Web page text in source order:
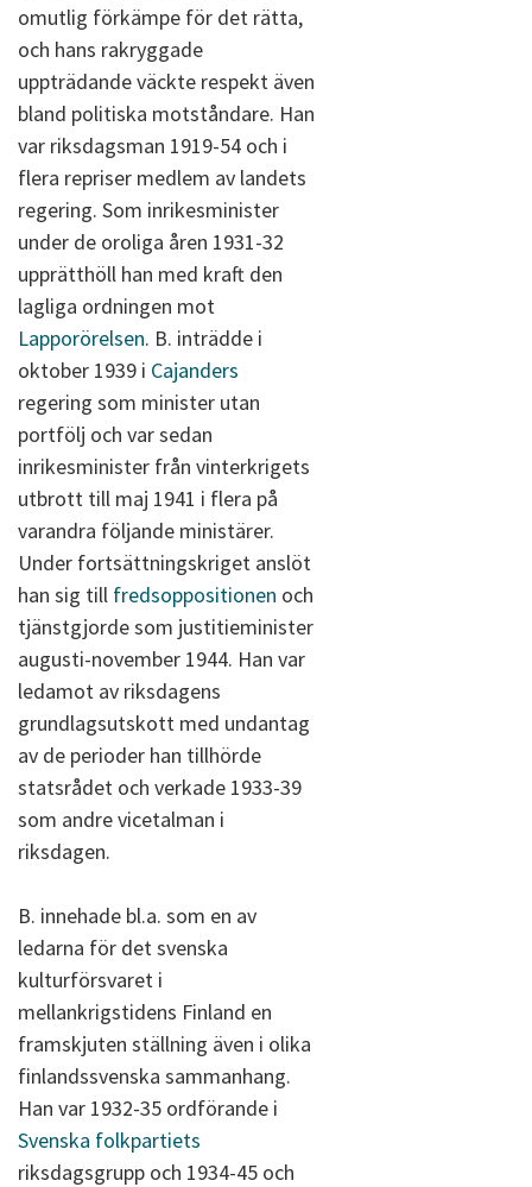
omutlig förkämpe för det rätta,
och hans rakryggade
uppträdande väckte respekt även
bland politiska motståndare. Han
var riksdagsman 1919-54 och i
flera repriser medlem av landets
regering. Som inrikesminister
under de oroliga åren 1931-32
upprätthöll han med kraft den
lagliga ordningen mot
Lapporörelsen. B. inträdde i
oktober 1939 i Cajanders
regering som minister utan
portfölj och var sedan
inrikesminister från vinterkrigets
utbrott till maj 1941 i flera på
varandra följande ministärer.
Under fortsättningskriget anslöt
han sig till fredsoppositionen och
tjänstgjorde som justitieminister
augusti-november 1944. Han var
ledamot av riksdagens
grundlagsutskott med undantag
av de perioder han tillhörde
statsrådet och verkade 1933-39
som andre vicetalman i
riksdagen.
B. innehade bl.a. som en av
ledarna för det svenska
kulturförsvaret i
mellankrigstidens Finland en
framskjuten ställning även i olika
finlandssvenska sammanhang.
Han var 1932-35 ordförande i
Svenska folkpartiets
riksdagsgrupp och 1934-45 och